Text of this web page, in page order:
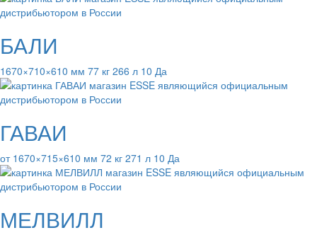
БАЛИ
1670×710×610 мм 77 кг 266 л 10 Да
ГАВАИ
от 1670×715×610 мм 72 кг 271 л 10 Да
МЕЛВИЛЛ